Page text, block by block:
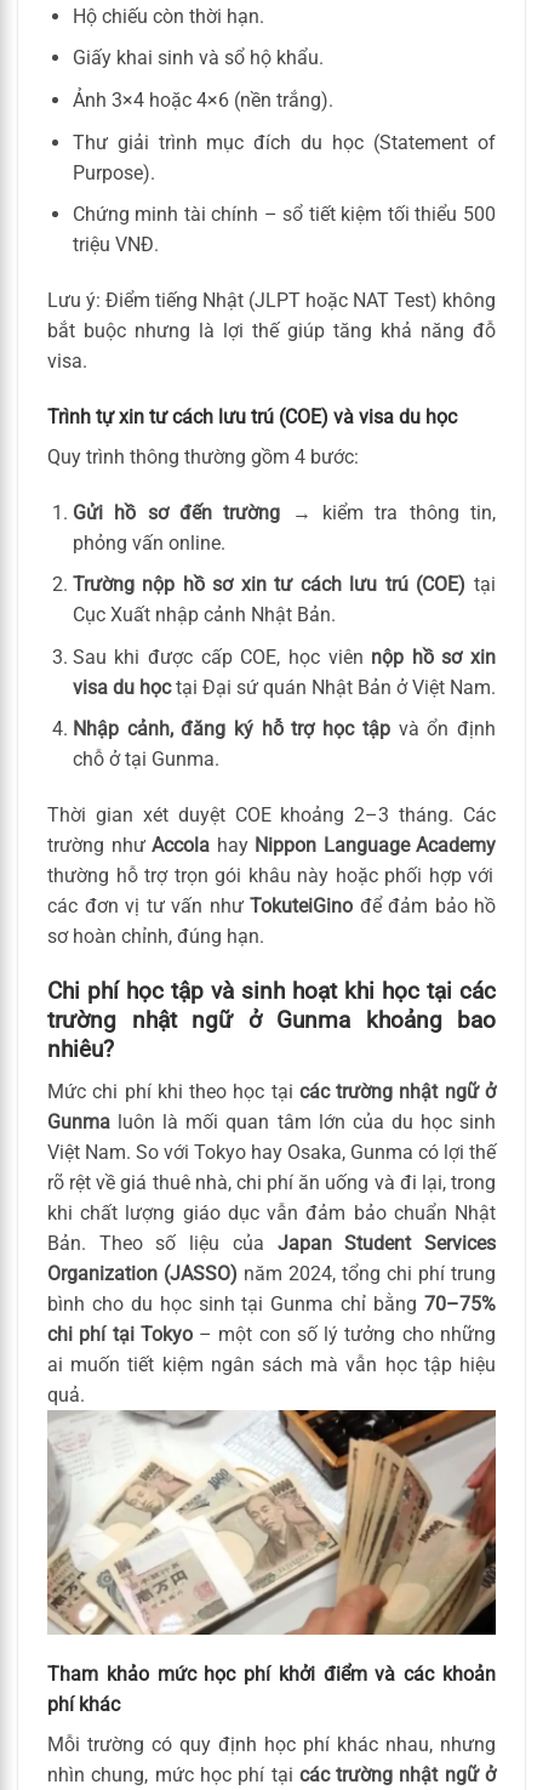
Hộ chiếu còn thời hạn.
Giấy khai sinh và sổ hộ khẩu.
Ảnh 3×4 hoặc 4×6 (nền trắng).
Thư giải trình mục đích du học (Statement of
Purpose).
Chứng minh tài chính – sổ tiết kiệm tối thiểu 500
triệu VNĐ.
Lưu ý: Điểm tiếng Nhật (JLPT hoặc NAT Test) không
bắt buộc nhưng là lợi thế giúp tăng khả năng đỗ
visa.
Trình tự xin tư cách lưu trú (COE) và visa du học
Quy trình thông thường gồm 4 bước:
Gửi hồ sơ đến trường → kiểm tra thông tin,
phỏng vấn online.
Trường nộp hồ sơ xin tư cách lưu trú (COE) tại
Cục Xuất nhập cảnh Nhật Bản.
Sau khi được cấp COE, học viên nộp hồ sơ xin
visa du họctại Đại sứ quán Nhật Bản ở Việt Nam.
Nhập cảnh, đăng ký hỗ trợ học tậpvà ổn định
chỗ ở tại Gunma.
Thời gian xét duyệt COE khoảng 2–3 tháng. Các
trường như Accola hay Nippon Language Academy
thường hỗ trợ trọn gói khâu này hoặc phối hợp với
các đơn vị tư vấn như TokuteiGino để đảm bảo hồ
sơ hoàn chỉnh, đúng hạn.
Chi phí học tập và sinh hoạt khi học tại các
trường nhật ngữ ở Gunma khoảng bao
nhiêu?
Mức chi phí khi theo học tại các trường nhật ngữ ở
Gunma luôn là mối quan tâm lớn của du học sinh
Việt Nam. So với Tokyo hay Osaka, Gunma có lợi thế
rõ rệt về giá thuê nhà, chi phí ăn uống và đi lại, trong
khi chất lượng giáo dục vẫn đảm bảo chuẩn Nhật
Bản. Theo số liệu của Japan Student Services
Organization (JASSO) năm 2024, tổng chi phí trung
bình cho du học sinh tại Gunma chỉ bằng 70–75%
chi phí tại Tokyo– một con số lý tưởng cho những
ai muốn tiết kiệm ngân sách mà vẫn học tập hiệu
quả.
Tham khảo mức học phí khởi điểm và các khoản
phí khác
Mỗi trường có quy định học phí khác nhau, nhưng
nhìn chung, mức học phí tại các trường nhật ngữ ở